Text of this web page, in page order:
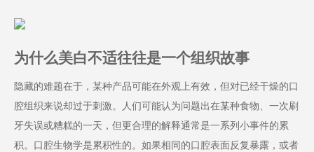
为什么美白不适往往是一个组织故事
隐藏的难题在于，某种产品可能在外观上有效，但对已经干燥的口
腔组织来说却过于刺激。人们可能认为问题出在某种食物、一次刷
牙失误或糟糕的一天，但更合理的解释通常是一系列小事件的累
积。口腔生物学是累积性的。如果相同的口腔表面反复暴露，或者